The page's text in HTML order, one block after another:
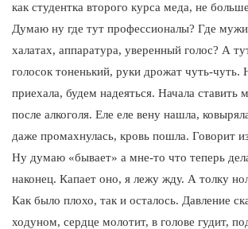
как студентка второго курса меда, не
Думаю ну где тут профессионалы? Где
халатах, аппаратура, уверенный голос? А
голосок тоненький, руки дрожат чуть-чуть.
приехала, будем надеяться. Начала ставить
после алкоголя. Еле еле вену нашла,
даже промахнулась, кровь пошла. Говорит
Ну думаю «бывает» а мне-то что теперь
наконец. Капает оно, я лежу жду. А толку
Как было плохо, так и осталось. Давление
ходуном, сердце молотит, в голове гудит,